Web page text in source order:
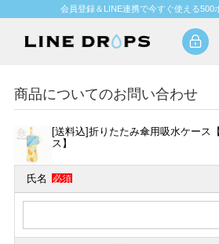
会員登録＆LINE連携で今すぐ使える500
商品についてのお問い合わせ
[送料込]折りたたみ傘用吸水ケース
ス】
氏名 必須